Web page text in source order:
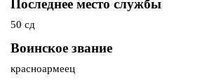
Последнее место службы
50 сд
Воинское звание
красноармеец